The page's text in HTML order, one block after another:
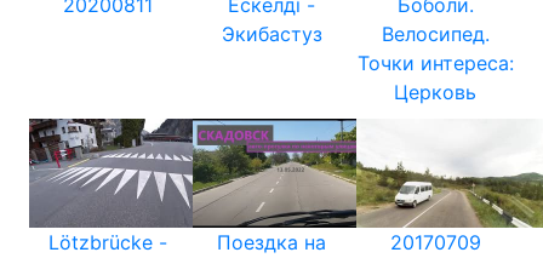
20200811
Ескелдi -
Экибастуз
Боболи.
Велосипед.
Точки интереса:
Церковь
Lötzbrücke -
Поездка на
20170709